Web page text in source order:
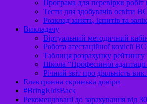
Програма для перевірки
Тести для здобувачів
Розклад занять, іспитів та
Викладачу
Віртуальний методичний
Робота атестаційної
Таблиця розрахунку рейтингу
Школа “Професійної
Річний звіт про діяльність
Електронна скринька довіри
#BringKidsBack
Рекомендовані до зарахування